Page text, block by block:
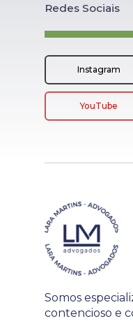
Redes Sociais
Instagram
YouTube
Somos
contencioso e